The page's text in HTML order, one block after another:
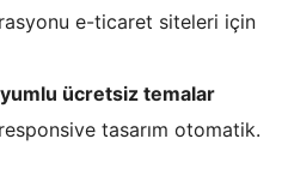
e-ticaret siteleri için
ücretsiz temalar
tasarım otomatik.